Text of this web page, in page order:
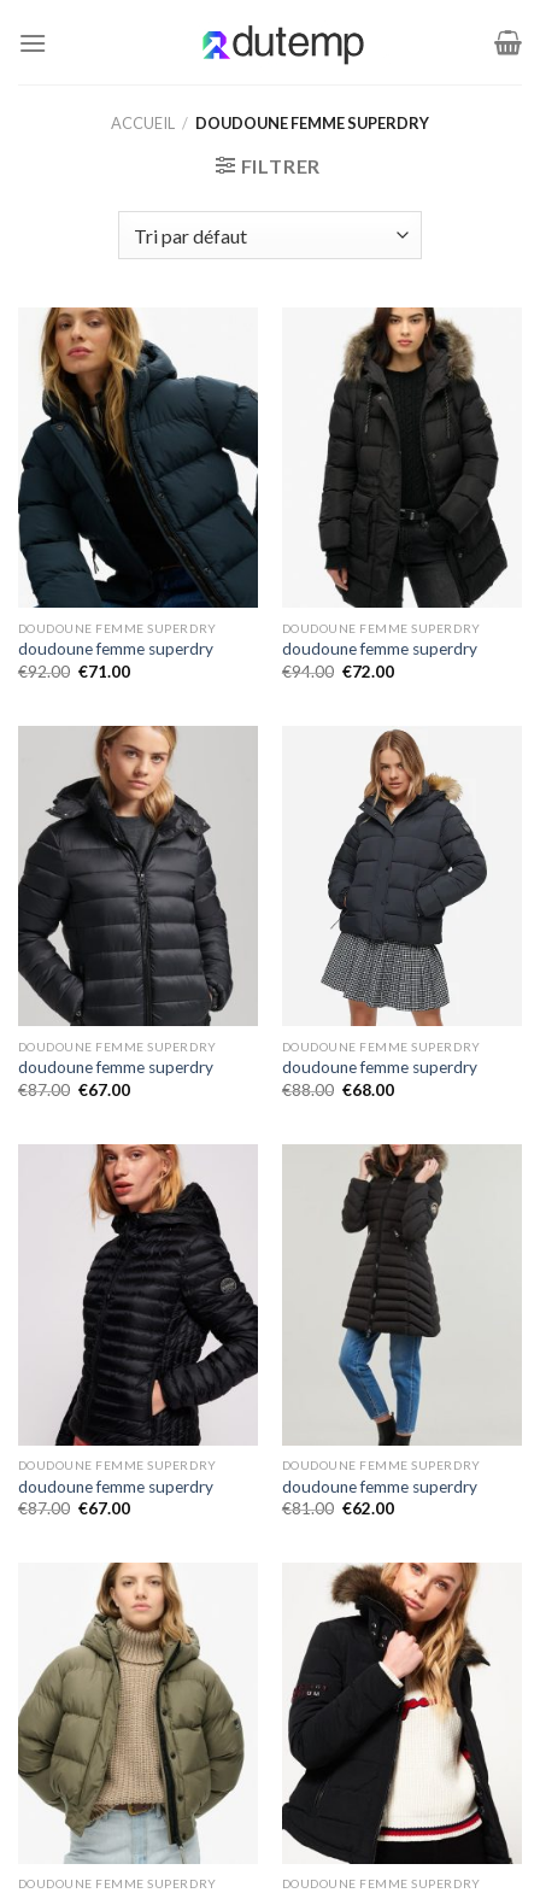
ACCUEIL / DOUDOUNE FEMME SUPERDRY
FILTRER
DOUDOUNE FEMME SUPERDRY
doudoune femme superdry
€92.00 €71.00
DOUDOUNE FEMME SUPERDRY
doudoune femme superdry
€94.00 €72.00
DOUDOUNE FEMME SUPERDRY
doudoune femme superdry
€87.00 €67.00
DOUDOUNE FEMME SUPERDRY
doudoune femme superdry
€88.00 €68.00
DOUDOUNE FEMME SUPERDRY
doudoune femme superdry
€87.00 €67.00
DOUDOUNE FEMME SUPERDRY
doudoune femme superdry
€81.00 €62.00
DOUDOUNE FEMME SUPERDRY DOUDOUNE FEMME SUPERDRY